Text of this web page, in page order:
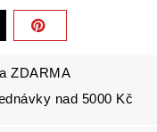
ZDARMA
nad 5000 Kč